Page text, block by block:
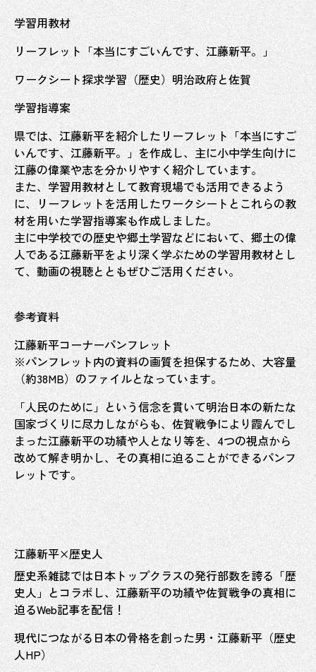
学習用教材
リーフレット「本当にすごいんです、江藤新平。」
ワークシート探求学習（歴史）明治政府と佐賀
学習指導案
県では、江藤新平を紹介したリーフレット「本当にすご
いんです、江藤新平。」を作成し、主に小中学生向けに
江藤の偉業や志を分かりやすく紹介しています。
また、学習用教材として教育現場でも活用できるよう
に、リーフレットを活用したワークシートとこれらの教
材を用いた学習指導案も作成しました。
主に中学校での歴史や郷土学習などにおいて、郷土の偉
人である江藤新平をより深く学ぶための学習用教材とし
て、動画の視聴とともぜひご活用ください。
参考資料
江藤新平コーナーパンフレット
※パンフレット内の資料の画質を担保するため、大容量
（約38MB）のファイルとなっています。
「人民のために」という信念を貫いて明治日本の新たな
国家づくりに尽力しながらも、佐賀戦争により霞んでし
まった江藤新平の功績や人となり等を、4つの視点から
改めて解き明かし、その真相に迫ることができるパンフ
レットです。
江藤新平×歴史人
歴史系雑誌では日本トップクラスの発行部数を誇る「歴
史人」とコラボし、江藤新平の功績や佐賀戦争の真相に
迫るWeb記事を配信！
現代につながる日本の骨格を創った男・江藤新平（歴史
人HP）